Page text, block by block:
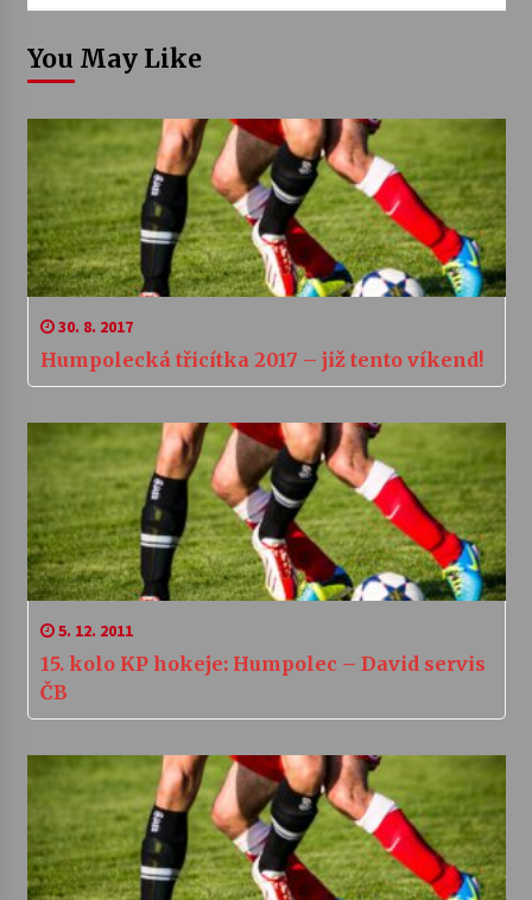
You May Like
30. 8. 2017
Humpolecká třicítka 2017 – již tento víkend!
5. 12. 2011
15. kolo KP hokeje: Humpolec – David servis
ČB